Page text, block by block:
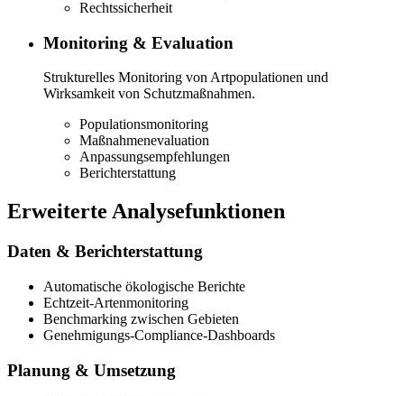
Rechtssicherheit
Monitoring & Evaluation
Strukturelles Monitoring von Artpopulationen und
Wirksamkeit von Schutzmaßnahmen.
Populationsmonitoring
Maßnahmenevaluation
Anpassungsempfehlungen
Berichterstattung
Erweiterte Analysefunktionen
Daten & Berichterstattung
Automatische ökologische Berichte
Echtzeit-Artenmonitoring
Benchmarking zwischen Gebieten
Genehmigungs-Compliance-Dashboards
Planung & Umsetzung